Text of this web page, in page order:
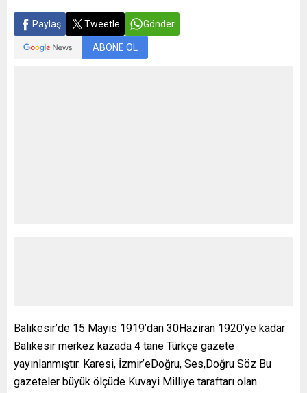
Paylaş Tweetle Gönder
ABONE OL
Balıkesir’de 15 Mayıs 1919’dan 30Haziran 1920’ye kadar
Balıkesir merkez kazada 4 tane Türkçe gazete
yayınlanmıştır. Karesi, İzmir’eDoğru, Ses,Doğru Söz Bu
gazeteler büyük ölçüde Kuvayi Milliye taraftarı olan